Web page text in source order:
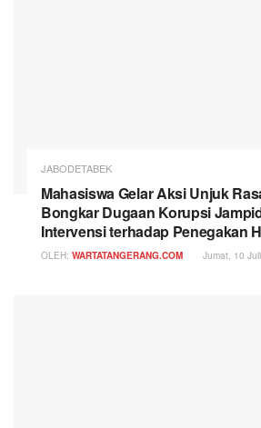
JABODETABEK
Mahasiswa Gelar Aksi Unjuk
Bongkar Dugaan Korupsi
Intervensi terhadap Penegakan
OLEH: WARTATANGERANG.COM Jumat, 10